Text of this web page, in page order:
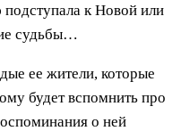
к Новой или
судьбы…
ее жители, которые
будет вспомнить про
о ней